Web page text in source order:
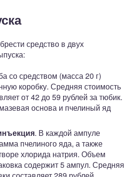
средство в двух
со средством (масса 20 г)
коробку. Средняя стоимость
от 42 до 59 рублей за тюбик.
основа и пчелиный яд
. В каждой ампуле
пчелиного яда, а также
хлорида натрия. Объем
содержит 5 ампул. Средняя